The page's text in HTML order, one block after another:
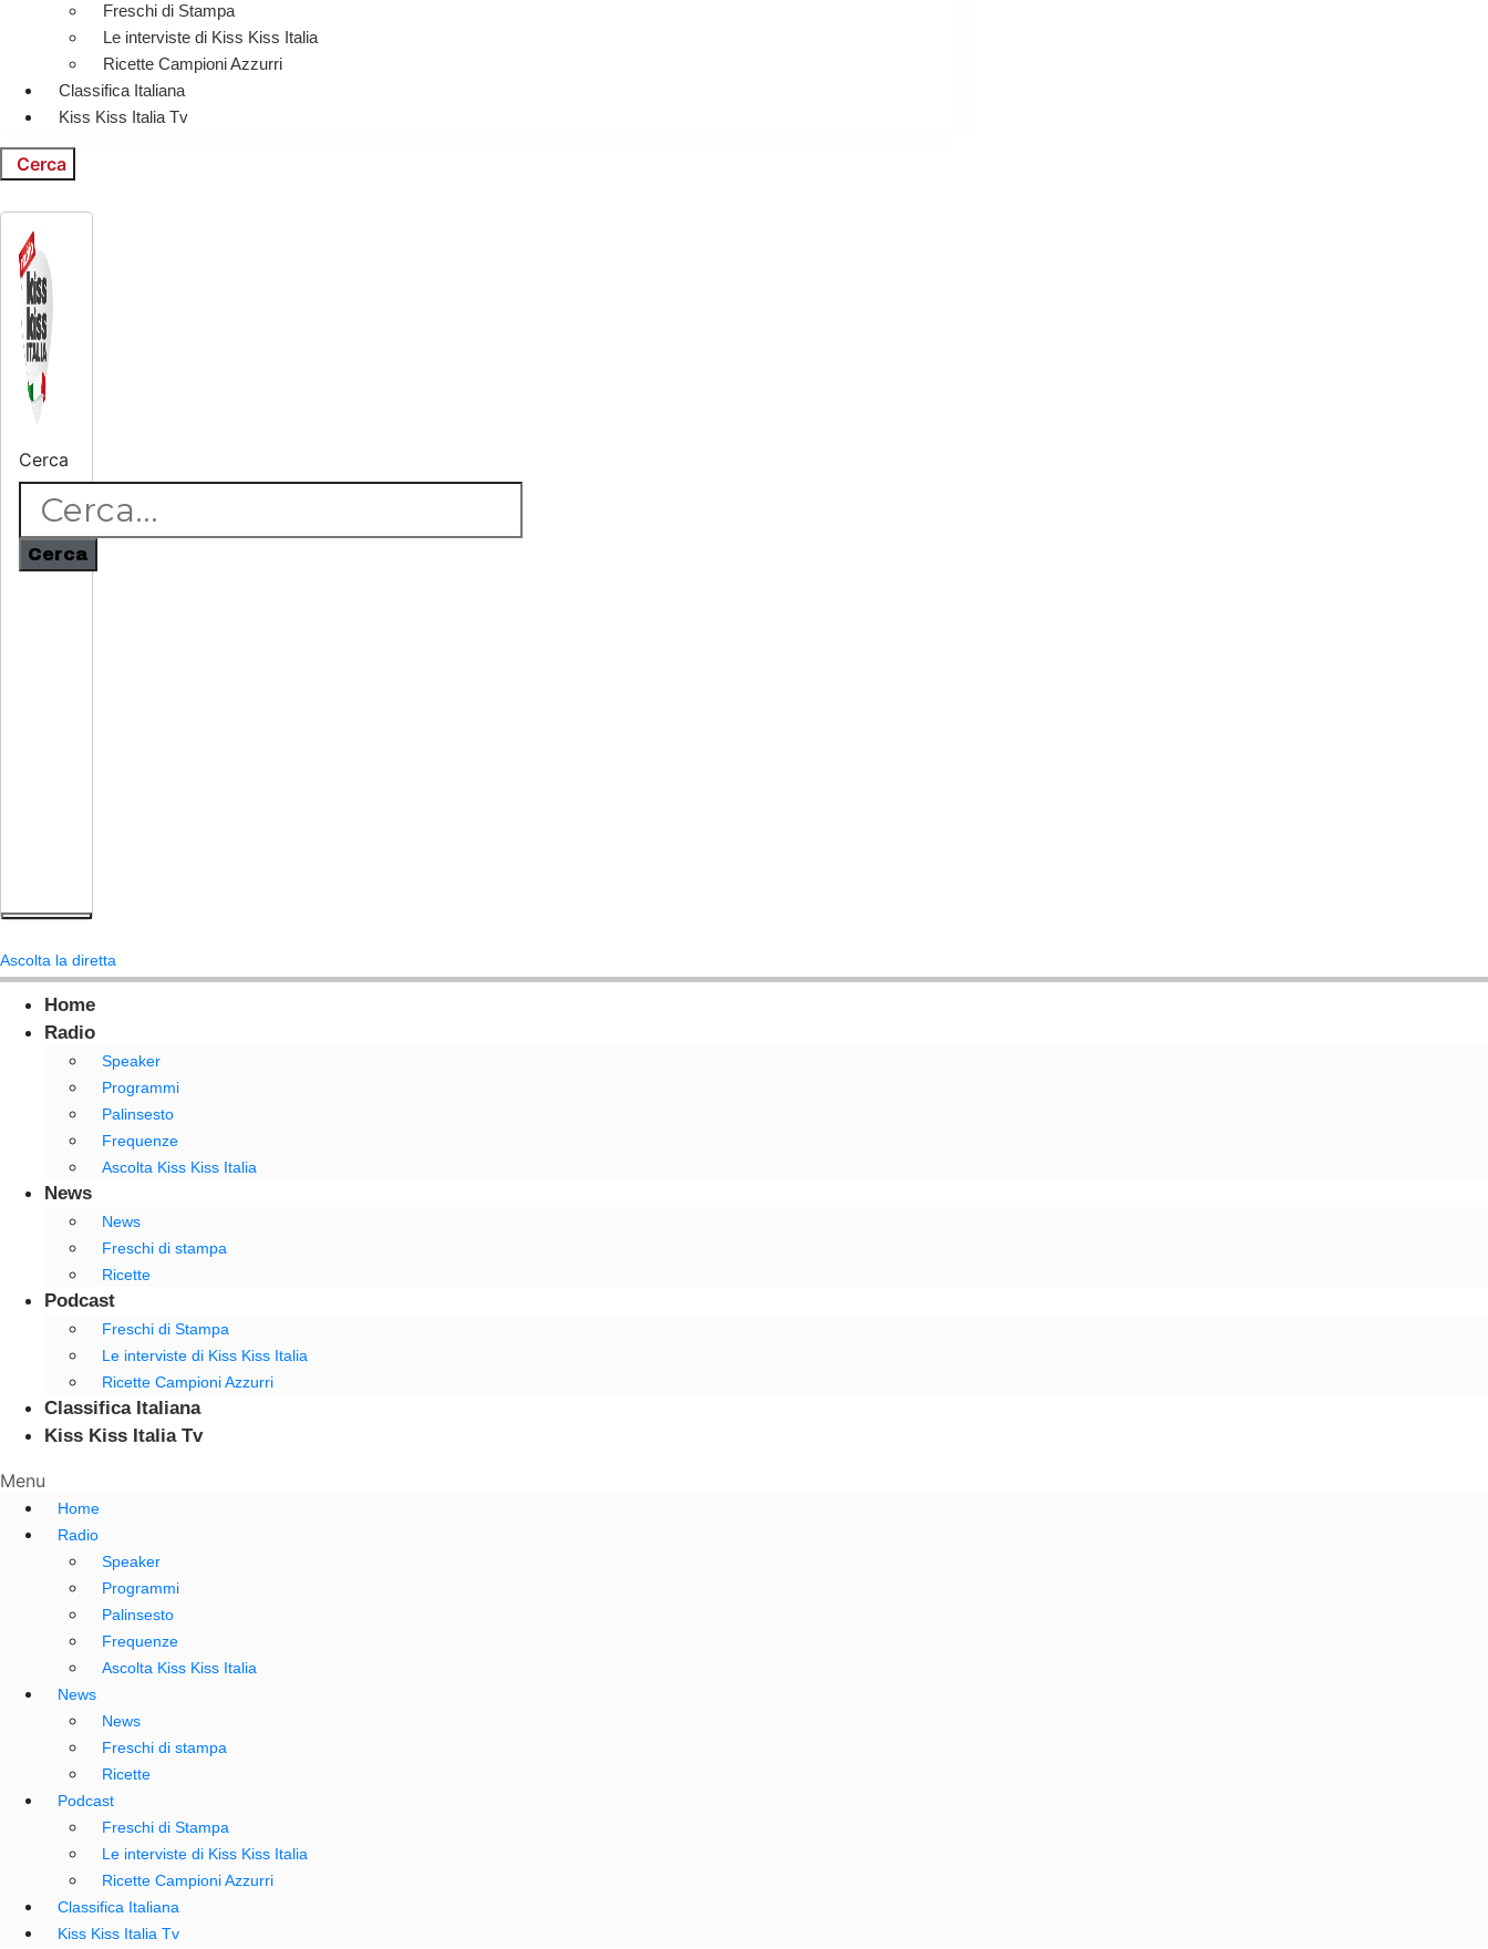
Freschi di Stampa
Le interviste di Kiss Kiss Italia
Ricette Campioni Azzurri
Classifica Italiana
Kiss Kiss Italia Tv
Cerca
Cerca
Cerca
Ascolta la diretta
Home
Radio
Speaker
Programmi
Palinsesto
Frequenze
Ascolta Kiss Kiss Italia
News
News
Freschi di stampa
Ricette
Podcast
Freschi di Stampa
Le interviste di Kiss Kiss Italia
Ricette Campioni Azzurri
Classifica Italiana
Kiss Kiss Italia Tv
Menu
Home
Radio
Speaker
Programmi
Palinsesto
Frequenze
Ascolta Kiss Kiss Italia
News
News
Freschi di stampa
Ricette
Podcast
Freschi di Stampa
Le interviste di Kiss Kiss Italia
Ricette Campioni Azzurri
Classifica Italiana
Kiss Kiss Italia Tv